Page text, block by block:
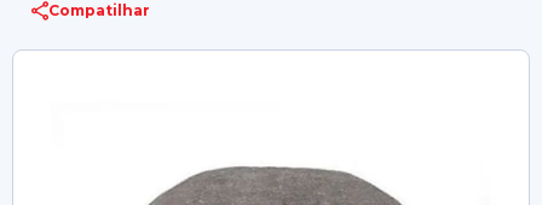
Compatilhar